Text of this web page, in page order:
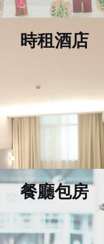
時租酒店
餐廳包房